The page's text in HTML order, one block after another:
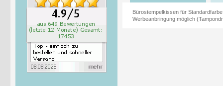
Bürostempelkissen für
Werbeanbringung möglich